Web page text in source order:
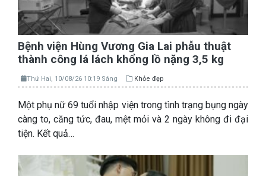
Bệnh viện Hùng Vương Gia Lai phẫu thuật
thành công lá lách khổng lồ nặng 3,5 kg
Thứ Hai, 10/08/26 10:19 Sáng Khỏe đẹp
Một phụ nữ 69 tuổi nhập viện trong tình trạng bụng ngày
càng to, căng tức, đau, mệt mỏi và 2 ngày không đi đại
tiện. Kết quả…